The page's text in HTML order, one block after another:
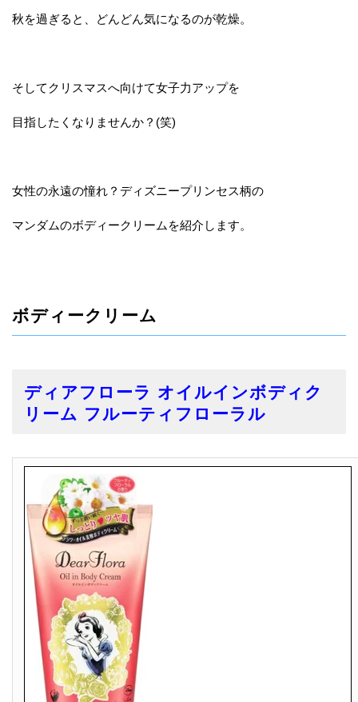
秋を過ぎると、どんどん気になるのが乾燥。
そしてクリスマスへ向けて女子力アップを
目指したくなりませんか？(笑)
女性の永遠の憧れ？ディズニープリンセス柄の
マンダムのボディークリームを紹介します。
ボディークリーム
ディアフローラ オイルインボディク
リーム フルーティフローラル